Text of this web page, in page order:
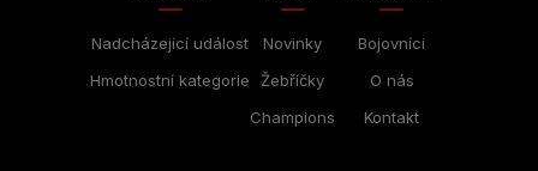
Nadcházející událost
Hmotnostní kategorie
Novinky
Žebříčky
Champions
Bojovníci
O nás
Kontakt